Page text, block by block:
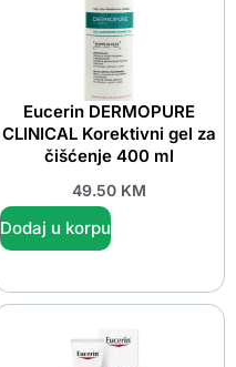
Eucerin DERMOPURE
CLINICAL Korektivni gel za
čišćenje 400 ml
49.50 KM
Dodaj u korpu